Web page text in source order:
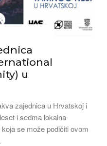
u
zajednica u Hrvatskoj i
i sedma lokalna
se može podičiti ovom